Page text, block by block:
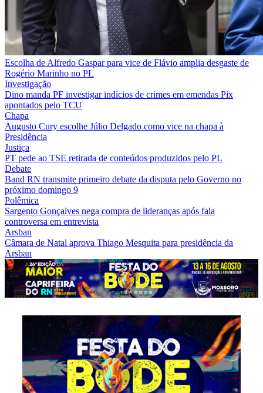
Escolha de Alfredo Gaspar para vice de Flávio amplia desgaste de
Rogério Marinho no PL
Investigação
Dino manda PF investigar indícios de crimes em emendas Pix
apontados pelo TCU
Chapa
Augusto Cury escolhe Júlio Delgado como vice na chapa à
Presidência
Justiça
PT pede ao TSE retirada de conteúdos produzidos pelo PL
Debate
Band RN transmite primeiro debate da disputa pelo Governo no
próximo domingo 9
Polêmica
Sargento Gonçalves nega compra de lideranças após fala
controversa em entrevista
Arsban
Câmara de Natal aprova Thiago Mesquita para presidência da
Arsban